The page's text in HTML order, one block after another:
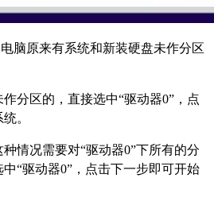
脑原来有系统和新装硬盘未作分区
分区的，直接选中“驱动器0”，点
。
情况需要对“驱动器0”下所有的分
“驱动器0”，点击下一步即可开始